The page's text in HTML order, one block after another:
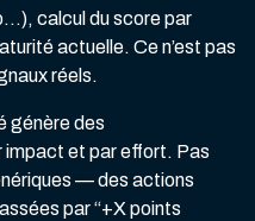
calcul du score par
actuelle. Ce n’est pas
réels.
génère des
impact et par effort. Pas
— des actions
par “+X points